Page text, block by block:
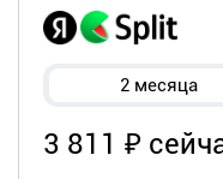
2 месяца
3 811 ₽